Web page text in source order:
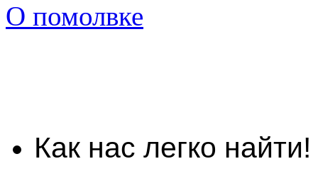
О помолвке
Как нас легко найти!